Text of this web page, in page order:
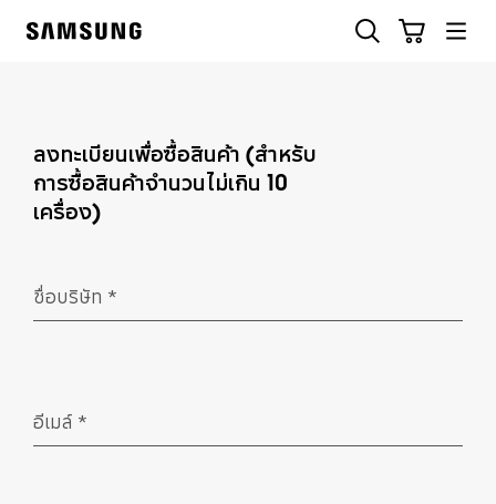
ลงทะเบียนเพื่อซื้อสินค้า (สำหรับ
การซื้อสินค้าจำนวนไม่เกิน 10
เครื่อง)
ชื่อบริษัท *
อีเมล์ *